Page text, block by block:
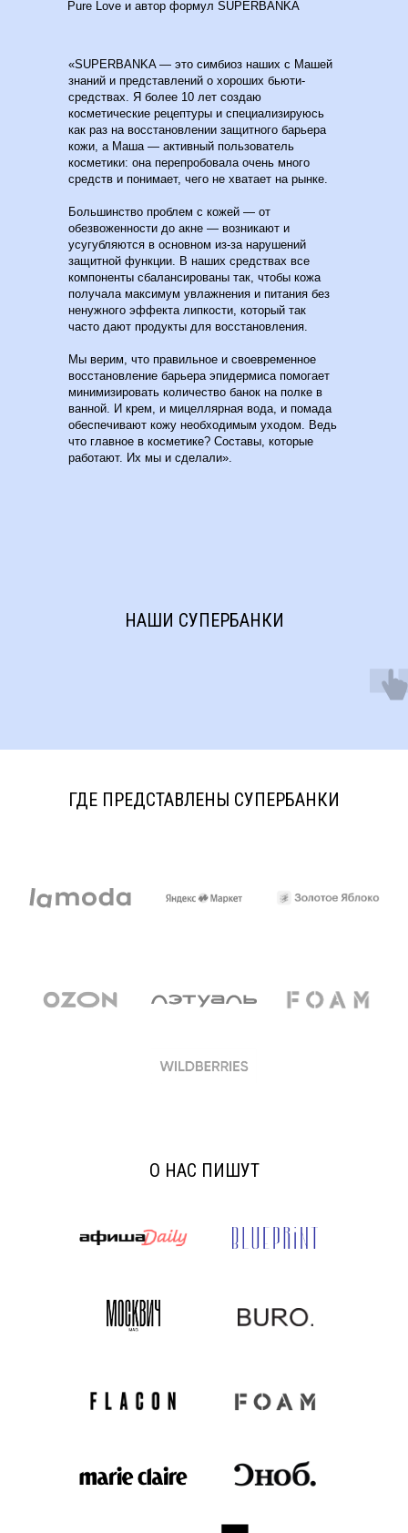
«SUPERBANKA — это симбиоз наших с Машей
знаний и представлений о хороших бьюти-
средствах. Я более 10 лет создаю
косметические рецептуры и специализируюсь
как раз на восстановлении защитного барьера
кожи, а Маша — активный пользователь
косметики: она перепробовала очень много
средств и понимает, чего не хватает на рынке.
Большинство проблем с кожей — от
обезвоженности до акне — возникают и
усугубляются в основном из-за нарушений
защитной функции. В наших средствах все
компоненты сбалансированы так, чтобы кожа
получала максимум увлажнения и питания без
ненужного эффекта липкости, который так
часто дают продукты для восстановления.
Мы верим, что правильное и своевременное
восстановление барьера эпидермиса помогает
минимизировать количество банок на полке в
ванной. И крем, и мицеллярная вода, и помада
обеспечивают кожу необходимым уходом. Ведь
что главное в косметике? Составы, которые
работают. Их мы и сделали».
Pure Love и автор формул SUPERBANKA
НАШИ СУПЕРБАНКИ
ГДЕ ПРЕДСТАВЛЕНЫ СУПЕРБАНКИ
О НАС ПИШУТ